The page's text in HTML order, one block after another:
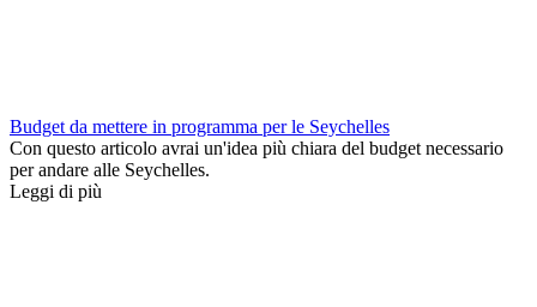
Budget da mettere in programma per le Seychelles
Con questo articolo avrai un'idea più chiara del budget necessario
per andare alle Seychelles.
Leggi di più